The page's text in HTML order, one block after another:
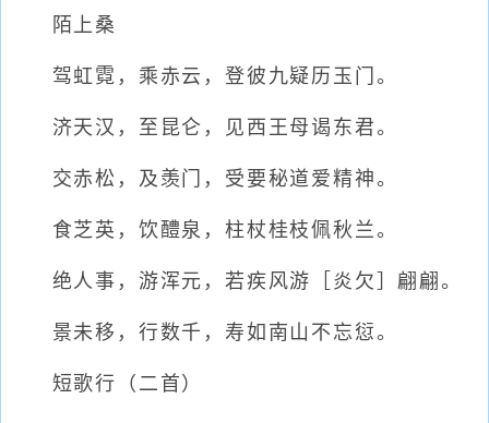
陌上桑
驾虹霓，乘赤云，登彼九疑历玉门。
济天汉，至昆仑，见西王母谒东君。
交赤松，及羡门，受要秘道爱精神。
食芝英，饮醴泉，柱杖桂枝佩秋兰。
绝人事，游浑元，若疾风游［炎欠］翩翩。
景未移，行数千，寿如南山不忘愆。
短歌行（二首）